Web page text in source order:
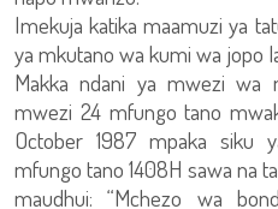
Imekuja katika maamuzi ya
ya mkutano wa kumi wa jopo
Makka ndani ya mwezi wa
mwezi 24 mfungo tano
October 1987 mpaka siku
mfungo tano 1408H sawa na
maudhui: “Mchezo wa